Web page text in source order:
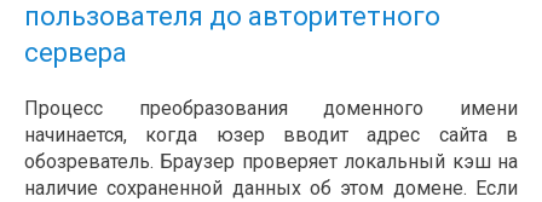
пользователя до авторитетного
сервера
Процесс преобразования доменного имени
начинается, когда юзер вводит адрес сайта в
обозреватель. Браузер проверяет локальный кэш на
наличие сохраненной данных об этом домене. Если